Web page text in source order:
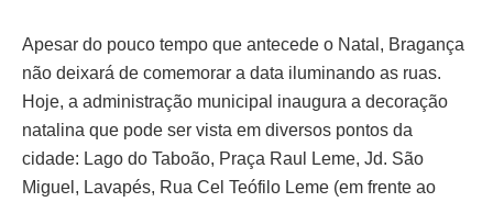
Apesar do pouco tempo que antecede o Natal, Bragança
não deixará de comemorar a data iluminando as ruas.
Hoje, a administração municipal inaugura a decoração
natalina que pode ser vista em diversos pontos da
cidade: Lago do Taboão, Praça Raul Leme, Jd. São
Miguel, Lavapés, Rua Cel Teófilo Leme (em frente ao